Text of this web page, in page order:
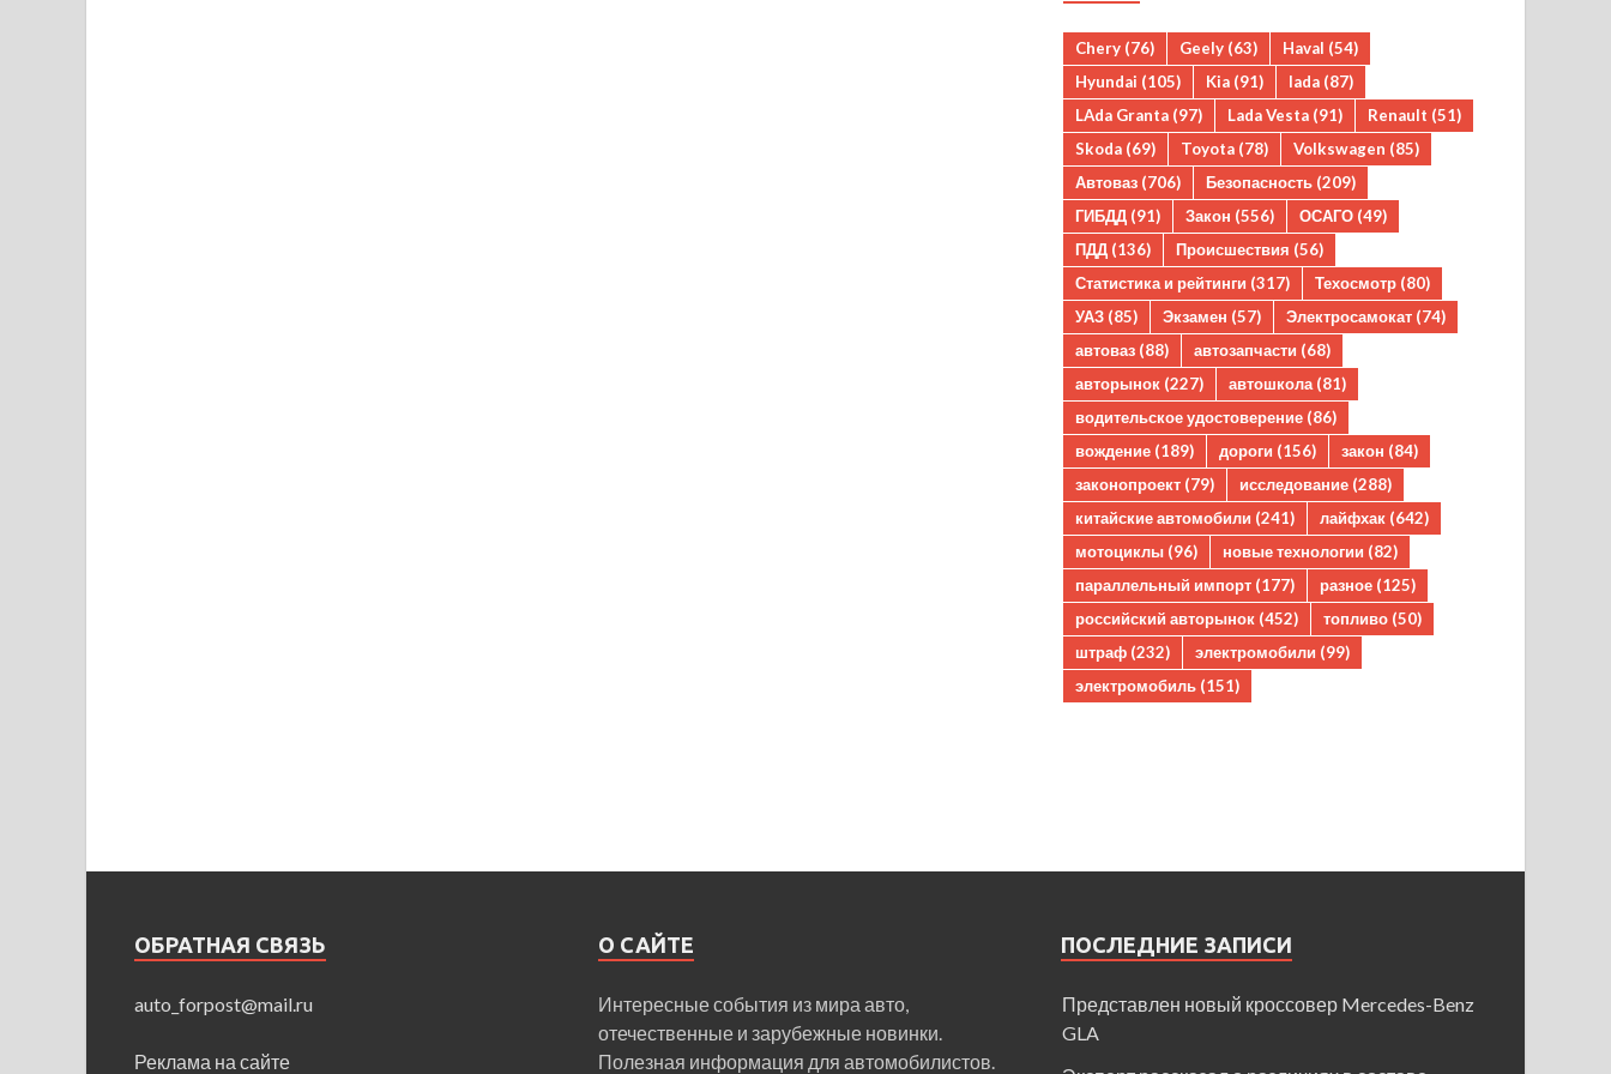
Chery (76) Geely (63) Haval (54)
Hyundai (105) Kia (91) lada (87)
LAda Granta (97) Lada Vesta (91) Renault (51)
Skoda (69) Toyota (78) Volkswagen (85)
Автоваз (706) Безопасность (209)
ГИБДД (91) Закон (556) ОСАГО (49)
ПДД (136) Происшествия (56)
Статистика и рейтинги (317) Техосмотр (80)
УАЗ (85) Экзамен (57) Электросамокат (74)
автоваз (88) автозапчасти (68)
авторынок (227) автошкола (81)
водительское удостоверение (86)
вождение (189) дороги (156) закон (84)
законопроект (79) исследование (288)
китайские автомобили (241) лайфхак (642)
мотоциклы (96) новые технологии (82)
параллельный импорт (177) разное (125)
российский авторынок (452) топливо (50)
штраф (232) электромобили (99)
электромобиль (151)
ОБРАТНАЯ СВЯЗЬ
auto_forpost@mail.ru
Реклама на сайте
О САЙТЕ
Интересные события из мира авто,
отечественные и зарубежные новинки.
Полезная информация для автомобилистов.
ПОСЛЕДНИЕ ЗАПИСИ
Представлен новый кроссовер Mercedes-Benz
GLA